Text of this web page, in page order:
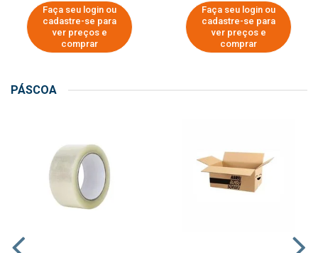
Faça seu login ou
cadastre-se para
ver preços e
comprar
Faça seu login ou
cadastre-se para
ver preços e
comprar
PÁSCOA